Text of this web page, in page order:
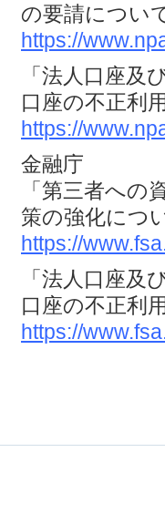
の要請につい
https://
「法人口座
口座の不正利
https://
金融庁
「第三者への
策の強化につ
https://
「法人口座
口座の不正利
https://